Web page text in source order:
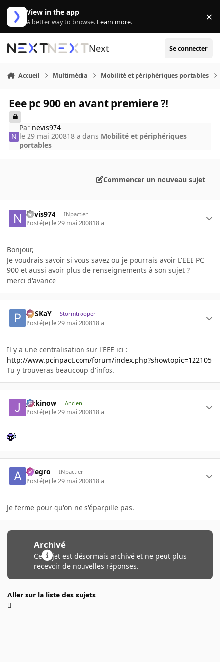
Aller au contenu
View in the app
A better way to browse. Learn more. ×
Next Se connecter
Accueil Multimédia Mobilité et périphériques portables
Eee pc 900 en avant premiere ?!
Par nevis974
le 29 mai 200818 a dans Mobilité et périphériques
portables
Commencer un nouveau sujet
nevis974 INpactien
Posté(e) le 29 mai 200818 a
Bonjour,
Je voudrais savoir si vous savez ou je pourrais avoir L'EEE PC
900 et aussi avoir plus de renseignements à son sujet ?
merci d'avance
PoSKaY Stormtrooper
Posté(e) le 29 mai 200818 a
Il y a une centralisation sur l'EEE ici :
http://www.pcinpact.com/forum/index.php?showtopic=122105
Tu y trouveras beaucoup d'infos.
jackinow Ancien
Posté(e) le 29 mai 200818 a
Allegro INpactien
Posté(e) le 29 mai 200818 a
Je ferme pour qu'on ne s'éparpille pas.
Archivé
Ce sujet est désormais archivé et ne peut plus
recevoir de nouvelles réponses.
Aller sur la liste des sujets